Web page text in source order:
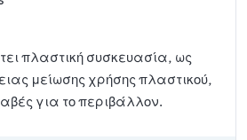
πλαστική συσκευασία, ως
μείωσης χρήσης πλαστικού,
για το περιβάλλον.